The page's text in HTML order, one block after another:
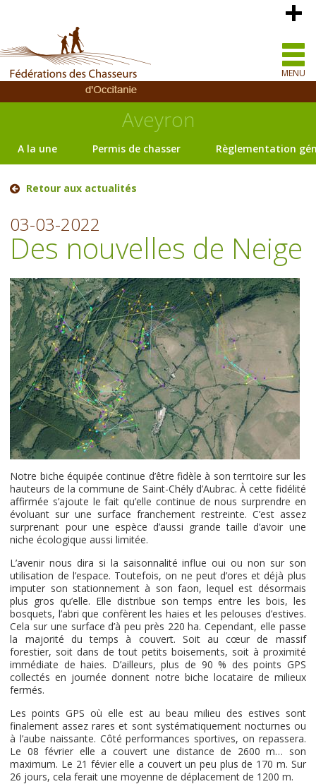
MENU
Aveyron
A la une Permis de chasser Règlementation
Retour aux actualités
03-03-2022
Des nouvelles de Neige
Notre biche équipée continue d’être fidèle à son territoire sur les
hauteurs de la commune de Saint-Chély d’Aubrac. À cette fidélité
affirmée s’ajoute le fait qu’elle continue de nous surprendre en
évoluant sur une surface franchement restreinte. C’est assez
surprenant pour une espèce d’aussi grande taille d’avoir une
niche écologique aussi limitée.
L’avenir nous dira si la saisonnalité influe oui ou non sur son
utilisation de l’espace. Toutefois, on ne peut d’ores et déjà plus
imputer son stationnement à son faon, lequel est désormais
plus gros qu’elle. Elle distribue son temps entre les bois, les
bosquets, l’abri que confèrent les haies et les pelouses d’estives.
Cela sur une surface d’à peu près 220 ha. Cependant, elle passe
la majorité du temps à couvert. Soit au cœur de massif
forestier, soit dans de tout petits boisements, soit à proximité
immédiate de haies. D’ailleurs, plus de 90 % des points GPS
collectés en journée donnent notre biche locataire de milieux
fermés.
Les points GPS où elle est au beau milieu des estives sont
finalement assez rares et sont systématiquement nocturnes ou
à l’aube naissante. Côté performances sportives, on repassera.
Le 08 février elle a couvert une distance de 2600 m… son
maximum. Le 21 févier elle a couvert un peu plus de 170 m. Sur
26 jours, cela ferait une moyenne de déplacement de 1200 m.